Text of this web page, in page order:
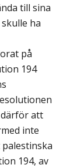
till sina
ha
på
194
att
inte
194, av